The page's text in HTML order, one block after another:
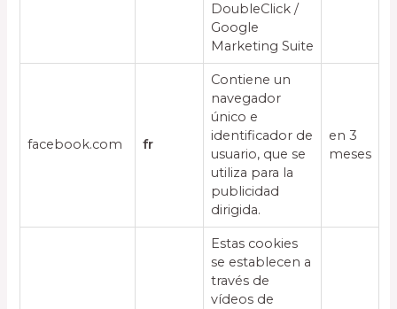
DoubleClick /
Google
Marketing Suite
facebook.com fr
Contiene un
navegador
único e
identificador de
usuario, que se
utiliza para la
publicidad
dirigida.
en 3
meses
Estas cookies
se establecen a
través de
vídeos de